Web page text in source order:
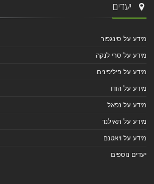
יעדים
מידע על סינגפור
מידע על סרי לנקה
מידע על פיליפינים
מידע על הודו
מידע על נפאל
מידע על תאילנד
מידע על ויאטנם
יעדים נוספים